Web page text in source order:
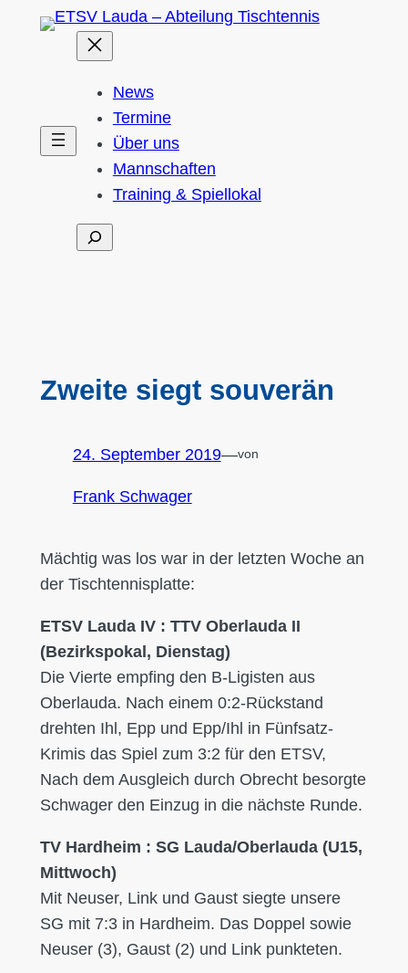
News
Termine
Über uns
Mannschaften
Training & Spiellokal
Suchen
Zweite siegt souverän
24. September 2019—von
Frank Schwager
Mächtig was los war in der letzten Woche an
der Tischtennisplatte:
ETSV Lauda IV : TTV Oberlauda II
(Bezirkspokal, Dienstag)
Die Vierte empfing den B-Ligisten aus
Oberlauda. Nach einem 0:2-Rückstand
drehten Ihl, Epp und Epp/Ihl in Fünfsatz-
Krimis das Spiel zum 3:2 für den ETSV,
Nach dem Ausgleich durch Obrecht besorgte
Schwager den Einzug in die nächste Runde.
TV Hardheim : SG Lauda/Oberlauda (U15,
Mittwoch)
Mit Neuser, Link und Gaust siegte unsere
SG mit 7:3 in Hardheim. Das Doppel sowie
Neuser (3), Gaust (2) und Link punkteten.